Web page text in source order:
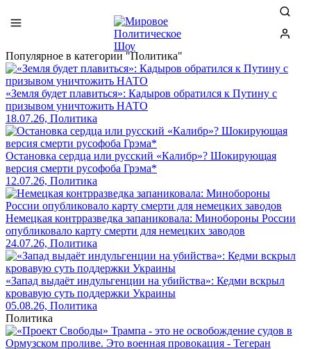
Популярное в категории "Политика"
«Земля будет плавиться»: Кадыров обратился к Путину с
призывом уничтожить НАТО
18.07.26, Политика
Остановка сердца или русский «Калибр»? Шокирующая
версия смерти русофоба Грэма*
12.07.26, Политика
Немецкая контрразведка запаниковала: Минобороны России
опубликовало карту смерти для немецких заводов
24.07.26, Политика
«Запад выдаёт индульгенции на убийства»: Кедми вскрыл
кровавую суть поддержки Украины
05.08.26, Политика
Политика